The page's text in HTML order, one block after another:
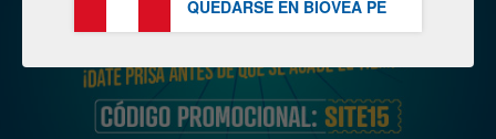
QUEDARSE EN BIOVEA PE